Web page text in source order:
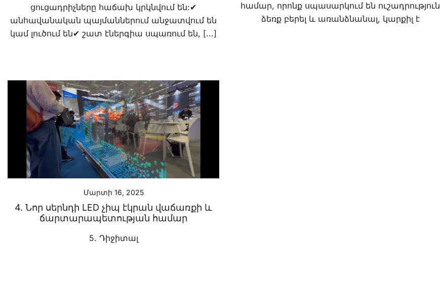
ցուցադրիչները հաճախ կրկնվում են:✔
անհավանական պայմաններում անջատվում են
կամ լուծում են✔ շատ էներգիա սպառում են, [...]
համար, որոնք սպասարկում են ուշադրություն
ձեռք բերել և առանձնանալ, կարքիլ է
Մարտի 16, 2025
4. Նոր սերնդի LED չիպ էկրան վաճառքի և
ճարտարապետության համար
5. Դիջիտալ